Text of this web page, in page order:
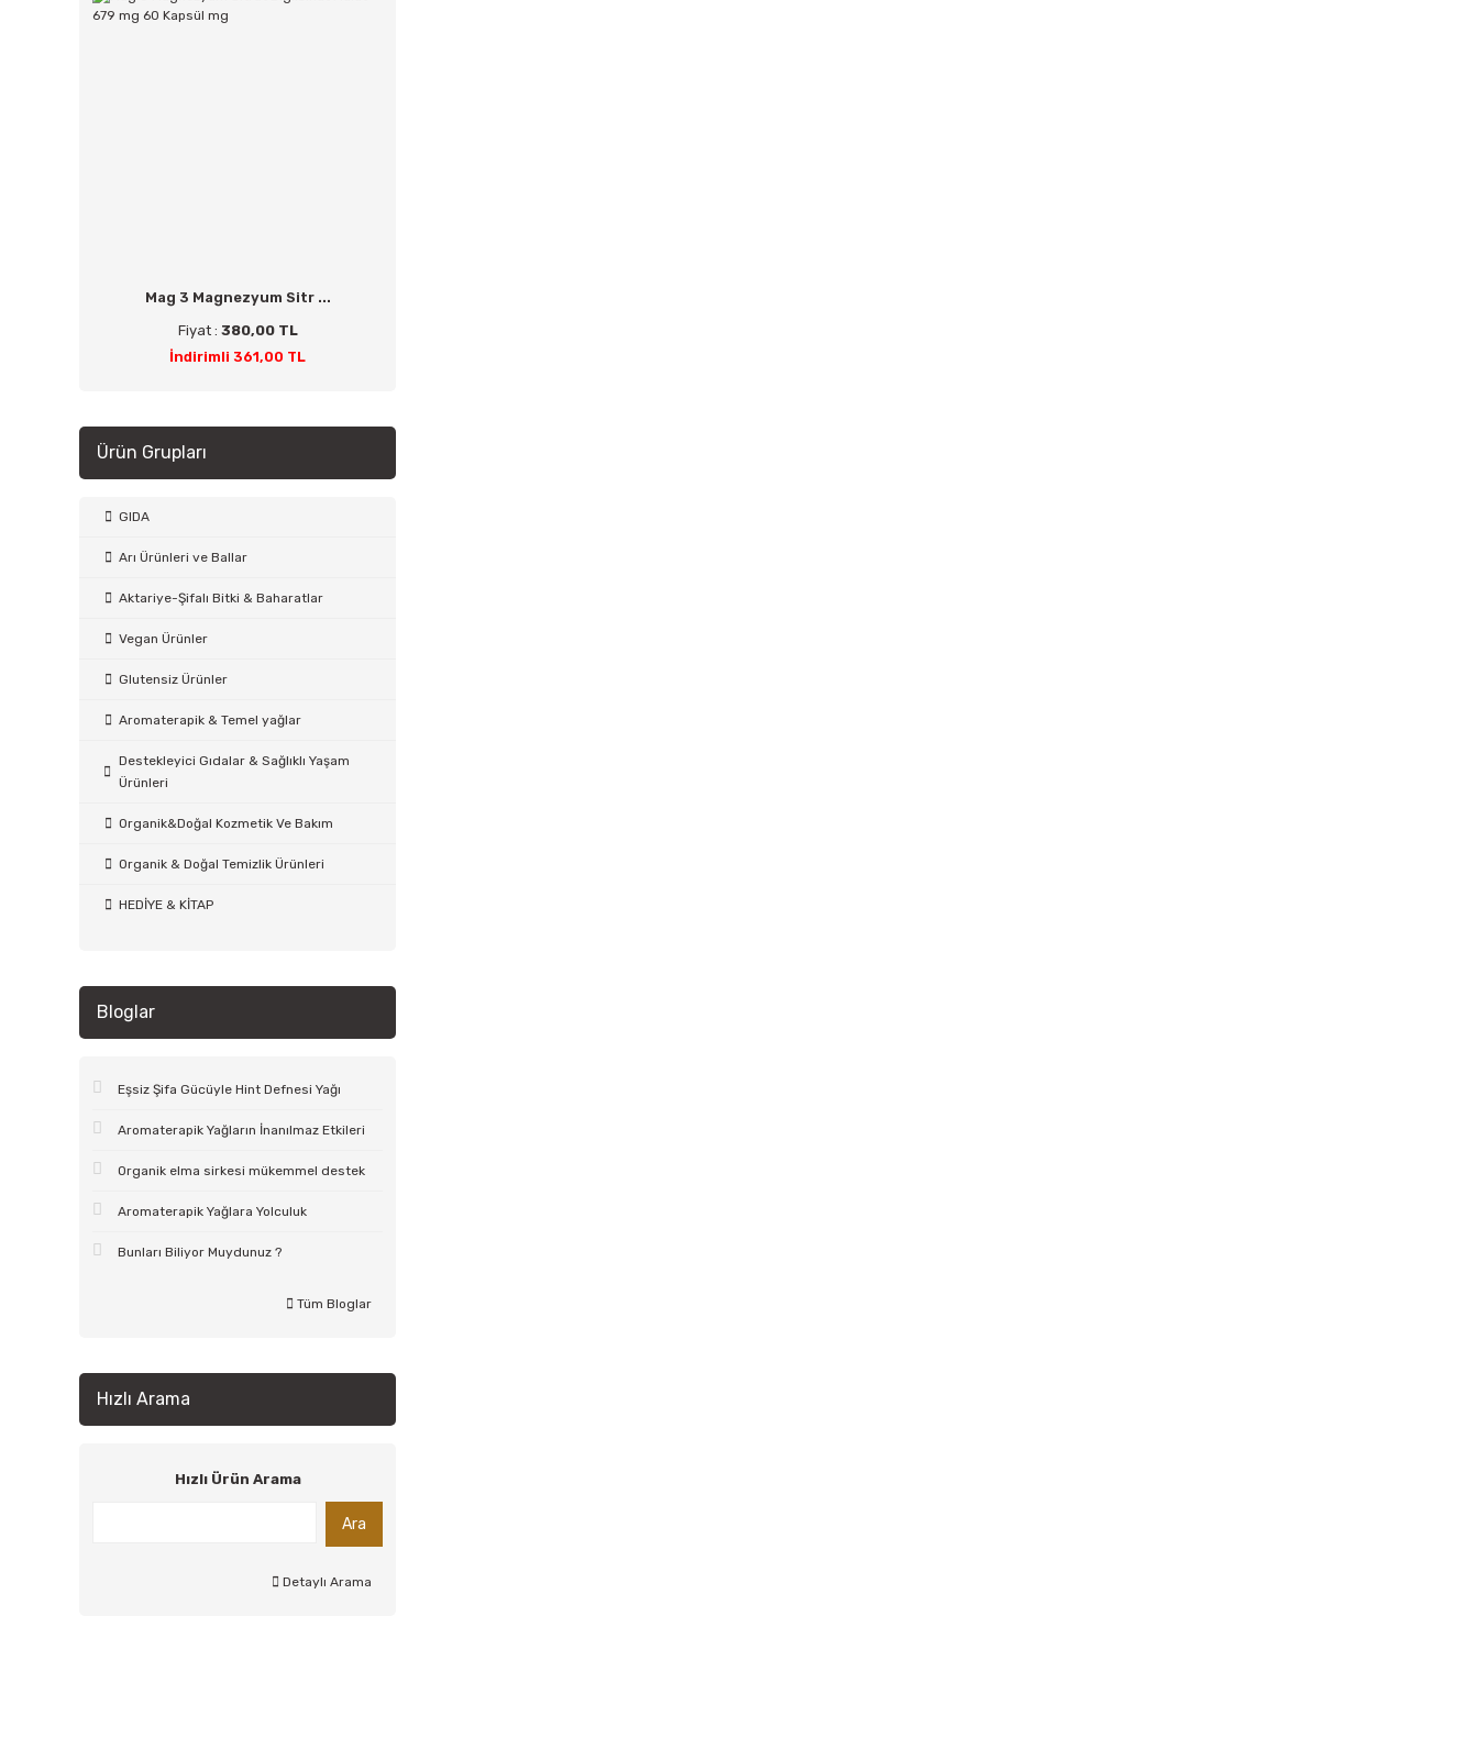
Mag 3 Magnezyum Sitr ...
Fiyat : 380,00 TL
İndirimli 361,00 TL
Ürün Grupları
GIDA
Arı Ürünleri ve Ballar
Aktariye-Şifalı Bitki & Baharatlar
Vegan Ürünler
Glutensiz Ürünler
Aromaterapik & Temel yağlar
Destekleyici Gıdalar & Sağlıklı Yaşam
Ürünleri
Organik&Doğal Kozmetik Ve Bakım
Organik & Doğal Temizlik Ürünleri
HEDİYE & KİTAP
Bloglar
Eşsiz Şifa Gücüyle Hint Defnesi Yağı
Aromaterapik Yağların İnanılmaz Etkileri
Organik elma sirkesi mükemmel destek
Aromaterapik Yağlara Yolculuk
Bunları Biliyor Muydunuz ?
Tüm Bloglar
Hızlı Arama
Hızlı Ürün Arama
Ara
Detaylı Arama